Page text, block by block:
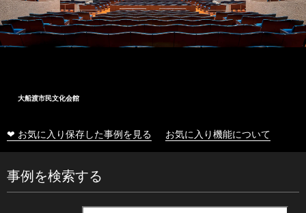
大船渡市民文化会館
❤ お気に入り保存した事例を見る お気に入り機能について
事例を検索する